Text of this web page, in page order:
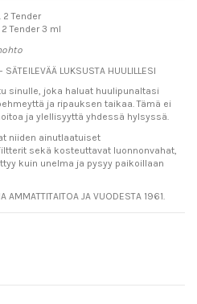
2 Tender
Tender 3 ml
LUKSUSTA HUULILLESI
sinulle, joka haluat huulipunaltasi
ja ripauksen taikaa. Tämä ei
ja ylellisyyttä yhdessä hylsyssä.
niiden ainutlaatuiset
sekä kosteuttavat luonnonvahat,
kuin unelma ja pysyy paikoillaan
AMMATTITAITOA JA VUODESTA 1961.